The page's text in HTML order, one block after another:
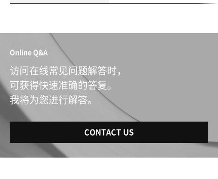
Online Q&A
访问在线常见问题解答时，
可获得快速准确的答复。
我将为您进行解答。
CONTACT US